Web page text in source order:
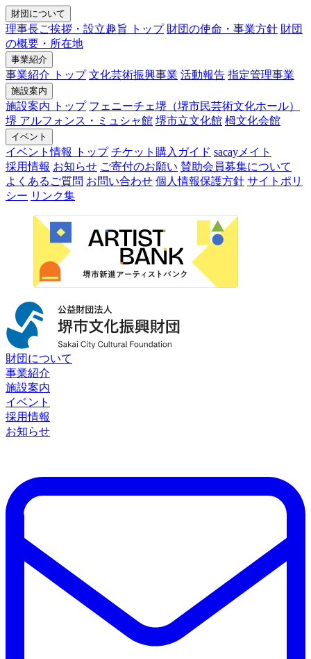
財団について
理事長ご挨拶・設立趣旨 トップ 財団の使命・事業方針 財団
の概要・所在地
事業紹介
事業紹介 トップ 文化芸術振興事業 活動報告 指定管理事業
施設案内
施設案内 トップ フェニーチェ堺（堺市民芸術文化ホール）
堺 アルフォンス・ミュシャ館 堺市立文化館 栂文化会館
イベント
イベント情報 トップ チケット購入ガイド sacayメイト
採用情報 お知らせ ご寄付のお願い 賛助会員募集について
よくあるご質問 お問い合わせ 個人情報保護方針 サイトポリ
シー リンク集
財団について
事業紹介
施設案内
イベント
採用情報
お知らせ